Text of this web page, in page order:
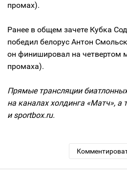
промах).
Ранее в общем зачете Кубка
победил белорус Антон
он финишировал на четвертом
промаха).
Прямые трансляции
на каналах холдинга «Матч», а
и sportbox.ru.